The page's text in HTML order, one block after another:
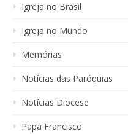
Igreja no Brasil
Igreja no Mundo
Memórias
Notícias das Paróquias
Notícias Diocese
Papa Francisco